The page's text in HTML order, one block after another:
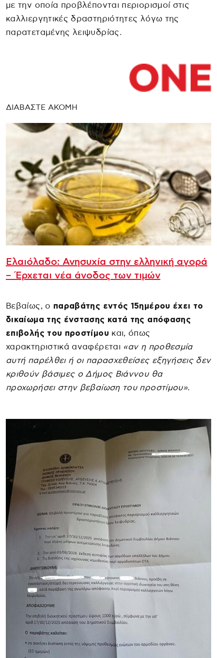
με την οποία προβλέπονται περιορισμοί στις
καλλιεργητικές δραστηριότητες λόγω της
παρατεταμένης λειψυδρίας.
ΔΙΑΒΑΣΤΕ ΑΚΟΜΗ
Ελαιόλαδο: Ανησυχία στην ελληνική αγορά
– Έρχεται νέα άνοδος των τιμών
Βεβαίως, ο παραβάτης εντός 15ημέρου έχει το
δικαίωμα της ένστασης κατά της απόφασης
επιβολής του προστίμου και, όπως
χαρακτηριστικά αναφέρεται «αν η προθεσμία
αυτή παρέλθει ή οι παρασχεθείσες εξηγήσεις δεν
κριθούν βάσιμες ο Δήμος Βιάννου θα
προχωρήσει στην βεβαίωση του προστίμου».